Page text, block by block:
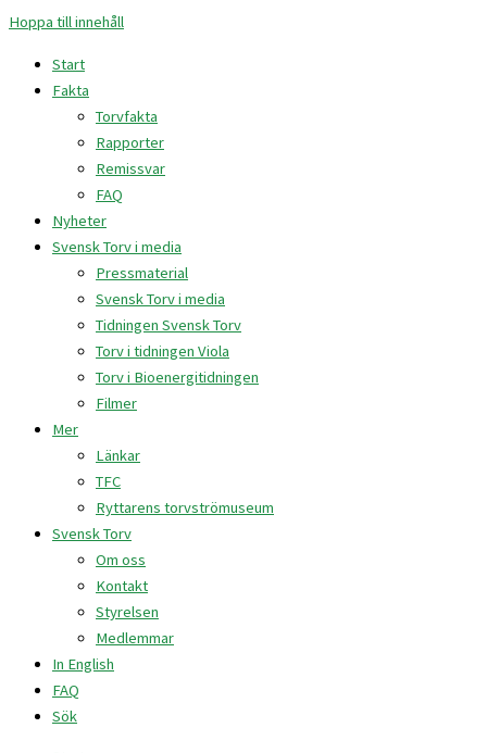
Hoppa till innehåll
Start
Fakta
Torvfakta
Rapporter
Remissvar
FAQ
Nyheter
Svensk Torv i media
Pressmaterial
Svensk Torv i media
Tidningen Svensk Torv
Torv i tidningen Viola
Torv i Bioenergitidningen
Filmer
Mer
Länkar
TFC
Ryttarens torvströmuseum
Svensk Torv
Om oss
Kontakt
Styrelsen
Medlemmar
In English
FAQ
Sök